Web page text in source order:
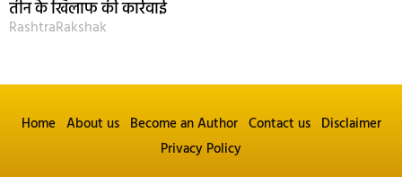
तीन के खिलाफ की कार्रवाई
RashtraRakshak
Home About us Become an Author Contact us Disclaimer
Privacy Policy